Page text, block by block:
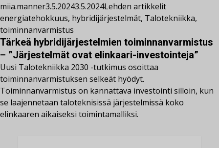
miia.manner3.5.20243.5.2024Lehden artikkelit
energiatehokkuus, hybridijärjestelmät, Talotekniikka,
toiminnanvarmistus
Tärkeä hybridijärjestelmien toiminnanvarmistus
– ”Järjestelmät ovat elinkaari-investointeja”
Uusi Talotekniikka 2030 -tutkimus osoittaa
toiminnanvarmistuksen selkeät hyödyt.
Toiminnanvarmistus on kannattava investointi silloin, kun
se laajennetaan taloteknisissä järjestelmissä koko
elinkaaren aikaiseksi toimintamalliksi.